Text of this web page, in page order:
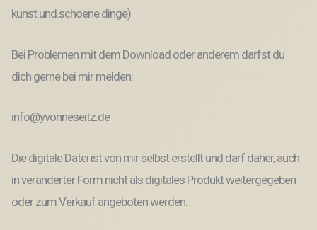
kunst.und.schoene.dinge)
Bei Problemen mit dem Download oder anderem darfst du
dich gerne bei mir melden:
info@yvonneseitz.de
Die digitale Datei ist von mir selbst erstellt und darf daher, auch
in veränderter Form nicht als digitales Produkt weitergegeben
oder zum Verkauf angeboten werden.